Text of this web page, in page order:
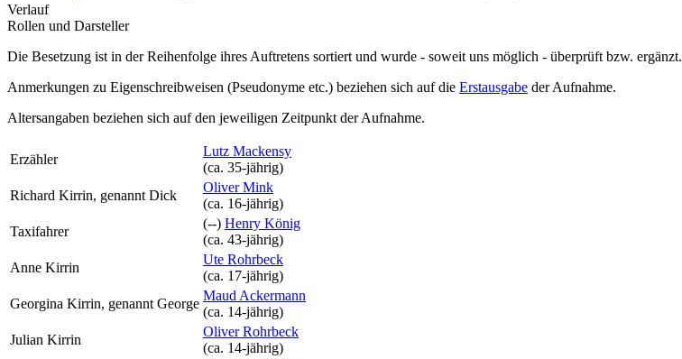
Verlauf
Rollen und Darsteller
Die Besetzung ist in derReihenfolge ihres Auftretens sortiert und wurde - soweit uns möglich - überprüft bzw. ergänzt.
Anmerkungen zu Eigenschreibweisen (Pseudonyme etc.) beziehen sich auf die Erstausgabe der Aufnahme.
Altersangaben beziehen sich auf den jeweiligen Zeitpunkt der Aufnahme.
Erzähler
Lutz Mackensy
(ca. 35‑jährig)
Richard Kirrin, genannt Dick
Oliver Mink
(ca. 16‑jährig)
Taxifahrer
(--) Henry König
(ca. 43‑jährig)
Anne Kirrin
Ute Rohrbeck
(ca. 17‑jährig)
Georgina Kirrin, genannt George
Maud Ackermann
(ca. 14‑jährig)
Julian Kirrin
Oliver Rohrbeck
(ca. 14‑jährig)